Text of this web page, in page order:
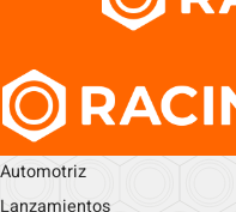
Automotriz
Lanzamientos